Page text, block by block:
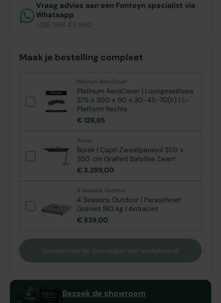
Vraag advies aan een Fonteyn specialist via
Whatsapp
+316 868 49 980
Maak je bestelling compleet
Platinum AeroCover
Platinum AeroCover | Loungesethoes
375 x 300 x 90 x 30-45-70(h) | L-
Platform Rechts
€ 129,95
Borek
Borek | Capri Zweefparasol 350 x
350 cm Grafiet| Batyline Zwart
€ 3.299,00
4 Seasons Outdoor
4 Seasons Outdoor | Parasolvoet
Graniet 180 kg | Antraciet
€ 529,00
Geselecteerde toevoegen aan winkelmand
Bezoek de showroom